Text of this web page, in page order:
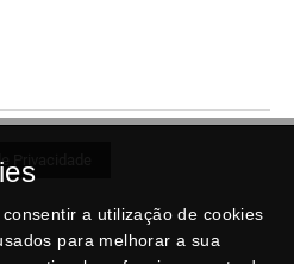
Privacidade
a utilização de cookies
para melhorar a sua